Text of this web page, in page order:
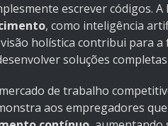
escrever códigos. A
, como inteligência
holística contribui para a
soluções
de trabalho
aos empregadores